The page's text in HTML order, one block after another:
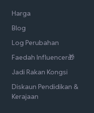
Harga
Blog
Log Perubahan
Faedah Influencer🎁
Jadi Rakan Kongsi
Diskaun Pendidikan &
Kerajaan